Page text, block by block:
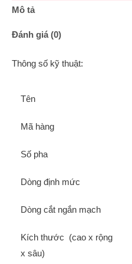
Mô tả
Đánh giá (0)
Thông số kỹ thuật:
Tên
Mã hàng
Số pha
Dòng định mức
Dòng cắt ngắn mạch
Kích thước (cao x rộng
x sâu)